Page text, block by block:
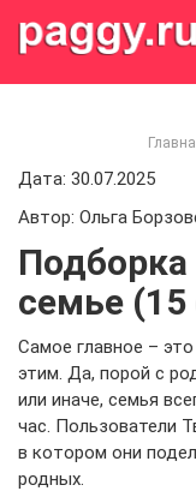
Дата: 30.07.2025
Автор: Ольга
семье
Самое главное –
этим. Да, порой с
или иначе, семья
час. Пользователи
в котором они
родных.